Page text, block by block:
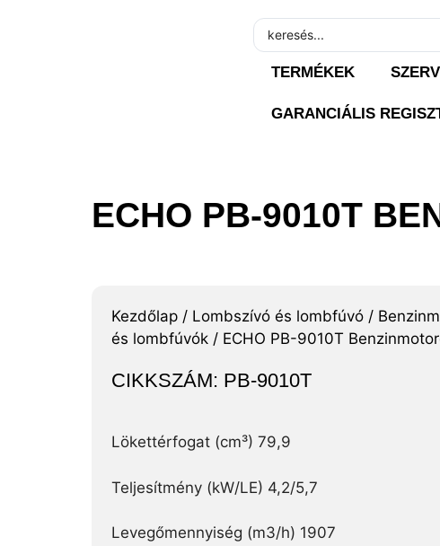
TERMÉKEK
GARANCIÁLIS
ECHO PB-9010T
Kezdőlap / Lombszívó és lombfúvó /
és lombfúvók / ECHO PB-9010T
CIKKSZÁM: PB-9010T
Lökettérfogat (cm³) 79,9
Teljesítmény (kW/LE) 4,2/5,7
Levegőmennyiség (m3/h) 1907